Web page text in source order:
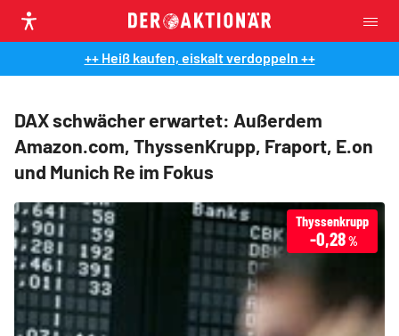
++ Heiß kaufen, eiskalt verdoppeln ++
DAX schwächer erwartet: Außerdem
Amazon.com, ThyssenKrupp, Fraport, E.on
und Munich Re im Fokus
Thyssenkrupp
-0,28%